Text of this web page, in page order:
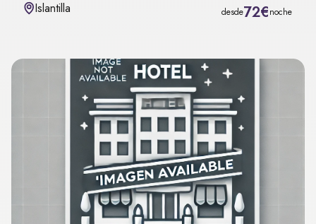
Islantilla desde72€noche